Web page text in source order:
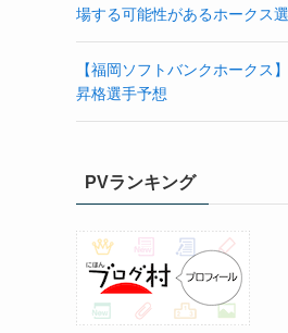
場する可能性があるホークス
【福岡ソフトバンクホークス
昇格選手予想
PVランキング